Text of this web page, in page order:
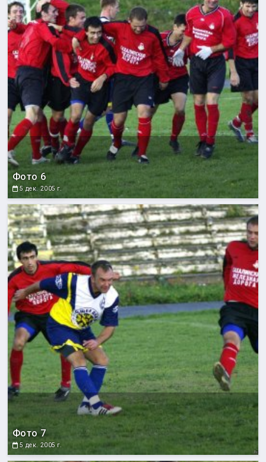
Фото 6
5 дек. 2005 г.
Фото 7
5 дек. 2005 г.